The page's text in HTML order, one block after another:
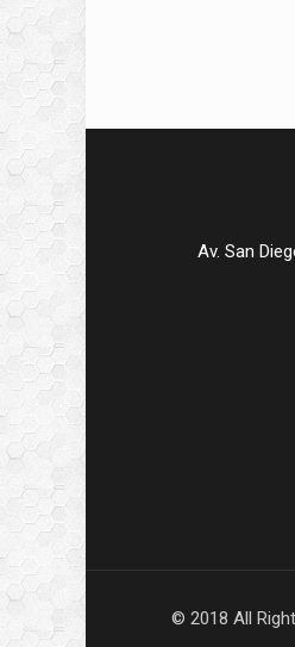
Av. San
© 2018 All